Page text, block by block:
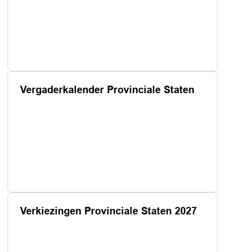
Vergaderkalender Provinciale Staten
Verkiezingen Provinciale Staten 2027